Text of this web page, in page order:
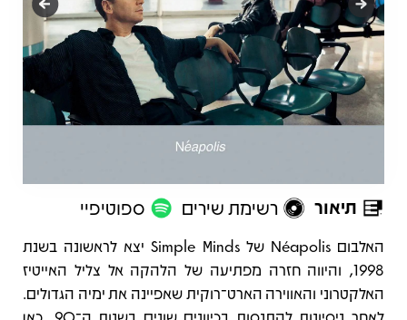
תיאור רשימת שירים ספוטיפיי
תיאור
האלבום Néapolis של Simple Minds יצא לראשונה בשנת
1998, והיווה חזרה מפתיעה של הלהקה אל צליל האייטיז
האלקטרוני והאווירה הארט־רוקית שאפיינה את ימיה הגדולים.